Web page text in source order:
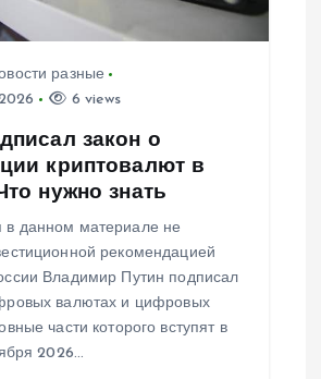
разные
6 views
закон о
криптовалют в
нужно знать
данном материале не
рекомендацией
Владимир Путин подписал
валютах и цифровых
части которого вступят в
2026…